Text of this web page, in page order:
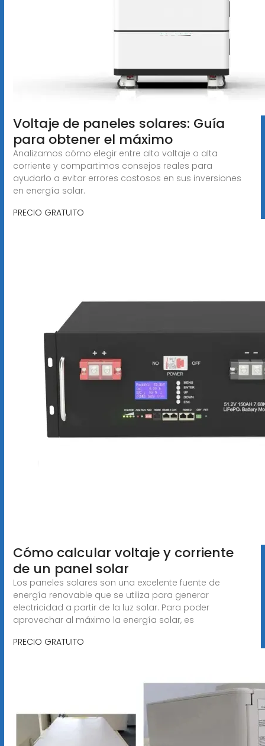
Voltaje de paneles solares: Guía
para obtener el máximo
Analizamos cómo elegir entre alto voltaje o alta
corriente y compartimos consejos reales para
ayudarlo a evitar errores costosos en sus inversiones
en energía solar.
PRECIO GRATUITO
Cómo calcular voltaje y corriente
de un panel solar
Los paneles solares son una excelente fuente de
energía renovable que se utiliza para generar
electricidad a partir de la luz solar. Para poder
aprovechar al máximo la energía solar, es
PRECIO GRATUITO